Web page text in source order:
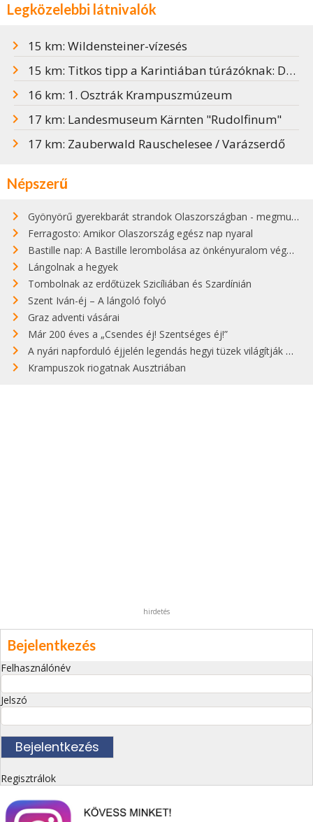
Legközelebbi látnivalók
15 km: Wildensteiner-vízesés
15 km: Titkos tipp a Karintiában túrázóknak: Déli-Alpok panorámaút
16 km: 1. Osztrák Krampuszmúzeum
17 km: Landesmuseum Kärnten "Rudolfinum"
17 km: Zauberwald Rauschelesee / Varázserdő
Népszerű
Gyönyörű gyerekbarát strandok Olaszországban - megmutatjuk a 15 legjobbat
Ferragosto: Amikor Olaszország egész nap nyaral
Bastille nap: A Bastille lerombolása az önkényuralom végét jelentette
Lángolnak a hegyek
Tombolnak az erdőtüzek Szicíliában és Szardínián
Szent Iván-éj – A lángoló folyó
Graz adventi vásárai
Már 200 éves a „Csendes éj! Szentséges éj!”
A nyári napforduló éjjelén legendás hegyi tüzek világítják meg Zugspitzét
Krampuszok riogatnak Ausztriában
hirdetés
Bejelentkezés
Felhasználónév
Jelszó
Regisztrálok